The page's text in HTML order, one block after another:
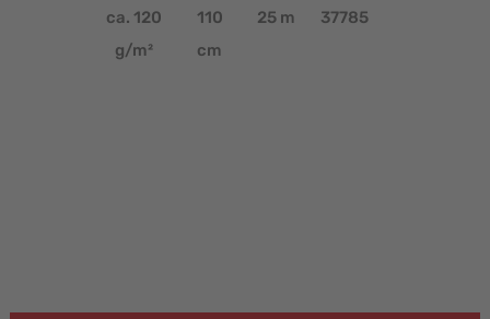
ca. 120
g/m²
110
cm
25 m 37785